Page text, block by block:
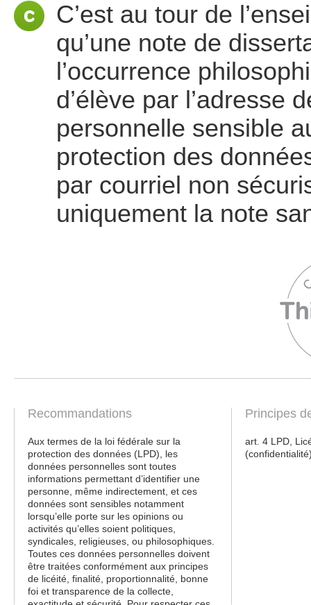
C’est au tour de
qu’une note de
l’occurrence
d’élève par l’adresse
personnelle sensible
protection des
par courriel non
uniquement la note
Recommandations
Aux termes de la loi fédérale sur la
protection des données (LPD), les
données personnelles sont toutes
informations permettant d’identifier une
personne, même indirectement, et ces
données sont sensibles notamment
lorsqu’elle porte sur les opinions ou
activités qu’elles soient politiques,
syndicales, religieuses, ou philosophiques.
Toutes ces données personnelles doivent
être traitées conformément aux principes
de licéité, finalité, proportionnalité, bonne
foi et transparence de la collecte,
Principes
art. 4 LPD,